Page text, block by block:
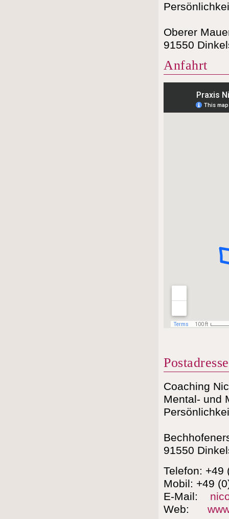
Oberer
91550
Anfahrt
Postadresse
Coaching
Mental- und
91550
Telefon: +49
Mobil: +49
E-Mail:
Web: